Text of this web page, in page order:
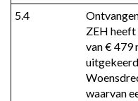
5.4
ZEH heeft
van € 479
waarvan